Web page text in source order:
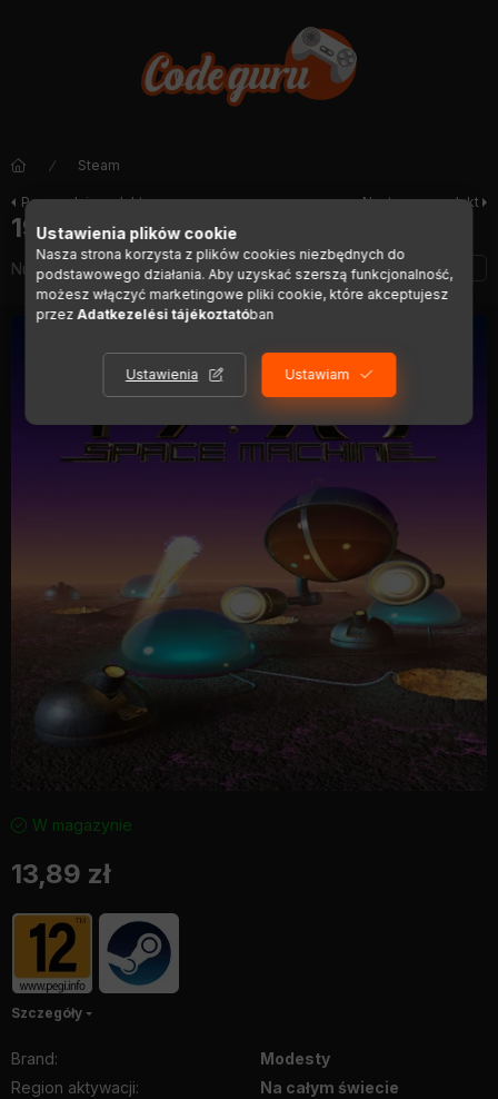
Steam
Poprzedni produkt Następny produkt
1993 Space Machine
Numer artykułu:DIGI00045
W magazynie
13,89 zł
Szczegóły
Brand:
Modesty
Region aktywacji:
Na całym świecie
Ustawienia plików cookie
Nasza strona korzysta z plików cookies niezbędnych do
podstawowego działania. Aby uzyskać szerszą funkcjonalność,
możesz włączyć marketingowe pliki cookie, które akceptujesz
przezAdatkezelési tájékoztatóban
Ustawienia Ustawiam